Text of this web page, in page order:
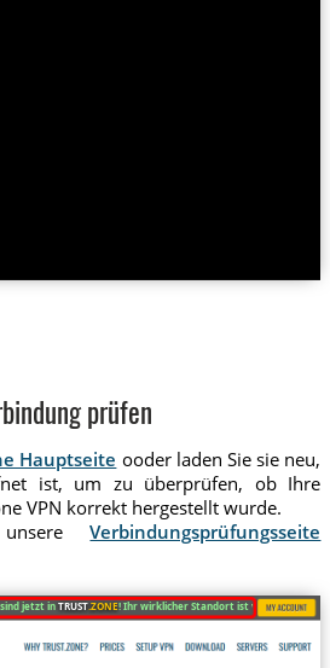
prüfen
Hauptseite ooder laden Sie sie neu,
ist, um zu überprüfen, ob Ihre
VPN korrekt hergestellt wurde.
unsereVerbindungsprüfungsseite
sind jetzt inTRUST.ZONE! Ihr wirklicher Standort ist versteckt!